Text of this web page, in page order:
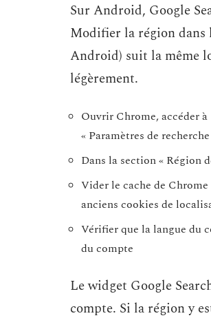
Sur Android, Google
Modifier la région dans
Android) suit la même
légèrement.
Ouvrir Chrome, accéder
« Paramètres de
Dans la section « Région
Vider le cache de
anciens cookies de
Vérifier que la langue du
du compte
Le widget Google
compte. Si la région y